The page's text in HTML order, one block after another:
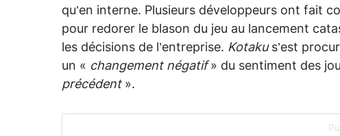
qu’en interne. Plusieurs développeurs ont fait
pour redorer le blason du jeu au lancement
les décisions de l’entreprise. Kotaku s’est
un « changement négatif » du sentiment des
précédent ».